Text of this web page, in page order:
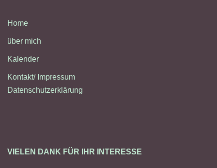
Home
über mich
Kalender
Kontakt/ Impressum
Datenschutzerklärung
VIELEN DANK FÜR IHR INTERESSE